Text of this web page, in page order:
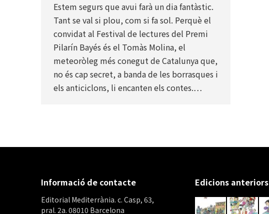
Estem segurs que avui farà un dia fantàstic.
Tant se val si plou, com si fa sol. Perquè el
convidat al Festival de lectures del Premi
Pilarín Bayés és el Tomàs Molina, el
meteoròleg més conegut de Catalunya que,
no és cap secret, a banda de les borrasques i
els anticiclons, li encanten els contes.…
Informació de contacte
Editorial Mediterrània. c. Casp, 63,
pral. 2a. 08010 Barcelona
Edicions anteriors